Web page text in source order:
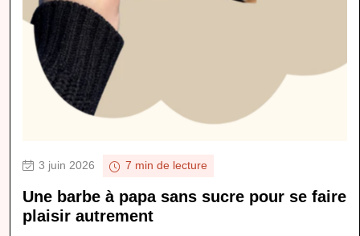
3 juin 2026 7 min de lecture
Une barbe à papa sans sucre pour se faire
plaisir autrement